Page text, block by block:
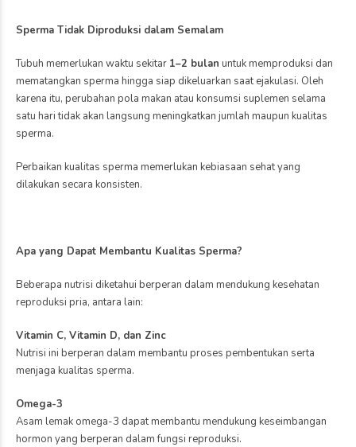
Sperma Tidak Diproduksi dalam Semalam
Tubuh memerlukan waktu sekitar 1–2 bulan untuk memproduksi dan
mematangkan sperma hingga siap dikeluarkan saat ejakulasi. Oleh
karena itu, perubahan pola makan atau konsumsi suplemen selama
satu hari tidak akan langsung meningkatkan jumlah maupun kualitas
sperma.
Perbaikan kualitas sperma memerlukan kebiasaan sehat yang
dilakukan secara konsisten.
Apa yang Dapat Membantu Kualitas Sperma?
Beberapa nutrisi diketahui berperan dalam mendukung kesehatan
reproduksi pria, antara lain:
Vitamin C, Vitamin D, dan Zinc
Nutrisi ini berperan dalam membantu proses pembentukan serta
menjaga kualitas sperma.
Omega-3
Asam lemak omega-3 dapat membantu mendukung keseimbangan
hormon yang berperan dalam fungsi reproduksi.